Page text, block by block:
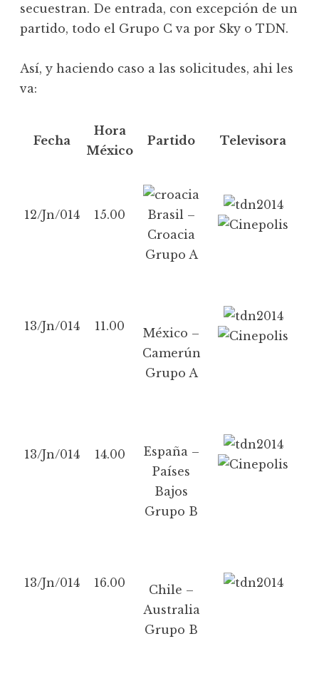
secuestran. De entrada, con excepción de un
partido, todo el Grupo C va por Sky o TDN.
Así, y haciendo caso a las solicitudes, ahi les
va:
Fecha
Hora
México
Partido Televisora
12/Jn/014 15.00
Brasil –
Croacia
Grupo A
13/Jn/014 11.00
México –
Camerún
Grupo A
13/Jn/014 14.00
España –
Países
Bajos
Grupo B
13/Jn/014 16.00
Chile –
Australia
Grupo B